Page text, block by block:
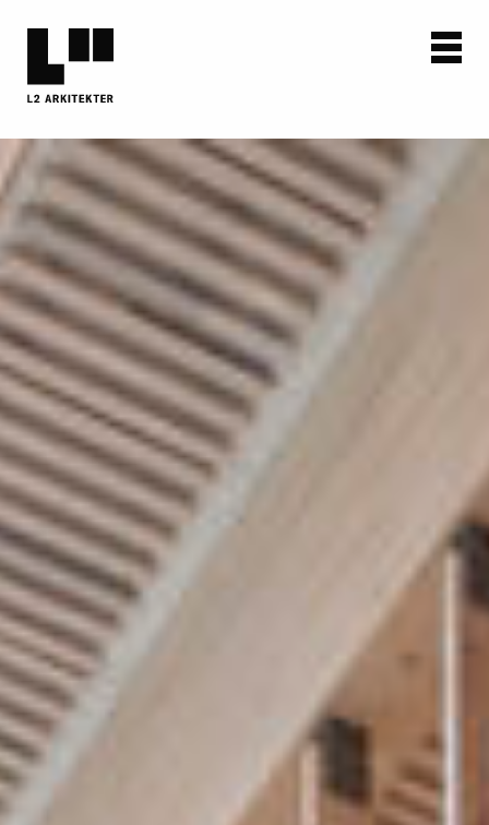
AKTUELT
PROSJEKTER
OM OSS
KONTAKT
Facebook
post@L2.no